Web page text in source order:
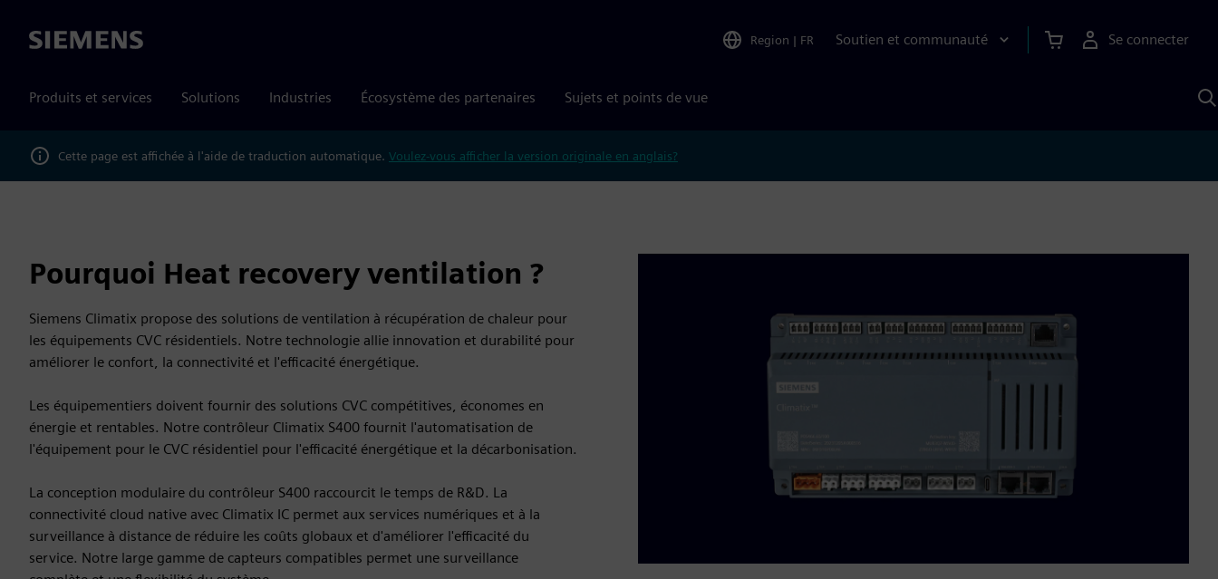
Siemens Region | FR Soutien et communauté Se connecter
Produits et services Solutions Industries Écosystème des partenaires Sujets et points de vue
Cette page est affichée à l'aide de traduction automatique. Voulez-vous afficher la version originale en anglais?
Pourquoi Heat recovery ventilation ?
Siemens Climatix propose des solutions de ventilation à récupération de chaleur pour
les équipements CVC résidentiels. Notre technologie allie innovation et durabilité pour
améliorer le confort, la connectivité et l'efficacité énergétique.
Les équipementiers doivent fournir des solutions CVC compétitives, économes en
énergie et rentables. Notre contrôleur Climatix S400 fournit l'automatisation de
l'équipement pour le CVC résidentiel pour l'efficacité énergétique et la décarbonisation.
La conception modulaire du contrôleur S400 raccourcit le temps de R&D. La
connectivité cloud native avec Climatix IC permet aux services numériques et à la
surveillance à distance de réduire les coûts globaux et d'améliorer l'efficacité du
service. Notre large gamme de capteurs compatibles permet une surveillance